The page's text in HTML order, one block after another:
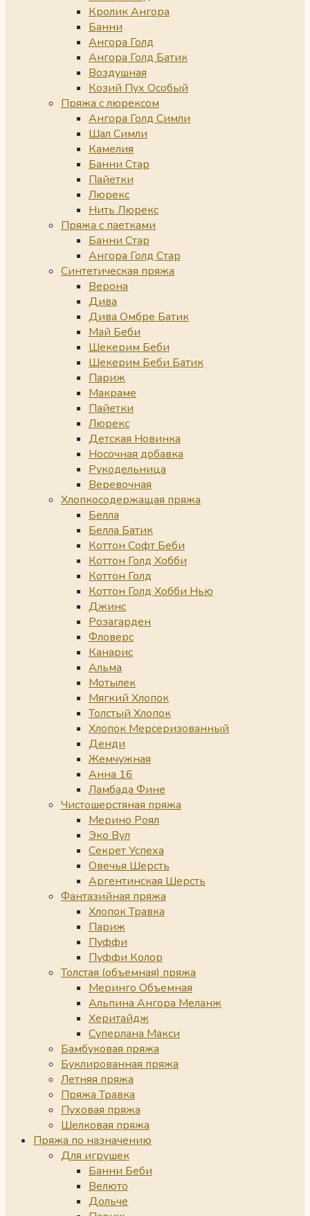
Кролик Ангора
Банни
Ангора Голд
Ангора Голд Батик
Воздушная
Козий Пух Особый
Пряжа с люрексом
Ангора Голд Симли
Шал Симли
Камелия
Банни Стар
Пайетки
Люрекс
Нить Люрекс
Пряжа с паетками
Банни Стар
Ангора Голд Стар
Синтетическая пряжа
Верона
Дива
Дива Омбре Батик
Май Беби
Шекерим Беби
Шекерим Беби Батик
Париж
Макраме
Пайетки
Люрекс
Детская Новинка
Носочная добавка
Рукодельница
Веревочная
Хлопкосодержащая пряжа
Белла
Белла Батик
Коттон Софт Беби
Коттон Голд Хобби
Коттон Голд
Коттон Голд Хобби Нью
Джинс
Розагарден
Фловерс
Канарис
Альма
Мотылек
Мягкий Хлопок
Толстый Хлопок
Хлопок Мерсеризованный
Денди
Жемчужная
Анна 16
Ламбада Фине
Чистошерстяная пряжа
Мерино Роял
Эко Вул
Секрет Успеха
Овечья Шерсть
Аргентинская Шерсть
Фантазийная пряжа
Хлопок Травка
Париж
Пуффи
Пуффи Колор
Толстая (объемная) пряжа
Меринго Объемная
Альпина Ангора Меланж
Херитайдж
Суперлана Макси
Бамбуковая пряжа
Буклированная пряжа
Летняя пряжа
Пряжа Травка
Пуховая пряжа
Шелковая пряжа
Пряжа по назначению
Для игрушек
Банни Беби
Велюто
Дольче